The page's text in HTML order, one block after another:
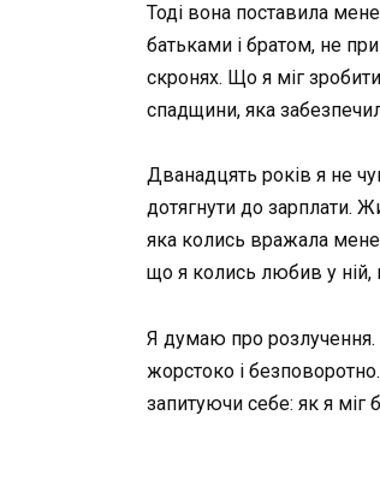
Тоді вона поставила
батьками і братом, не
скронях. Що я міг
спадщини, яка
Дванадцять років я не
дотягнути до зарплати.
яка колись вражала мене
що я колись любив у ній,
Я думаю про розлучення.
жорстоко і
запитуючи себе: як я міг